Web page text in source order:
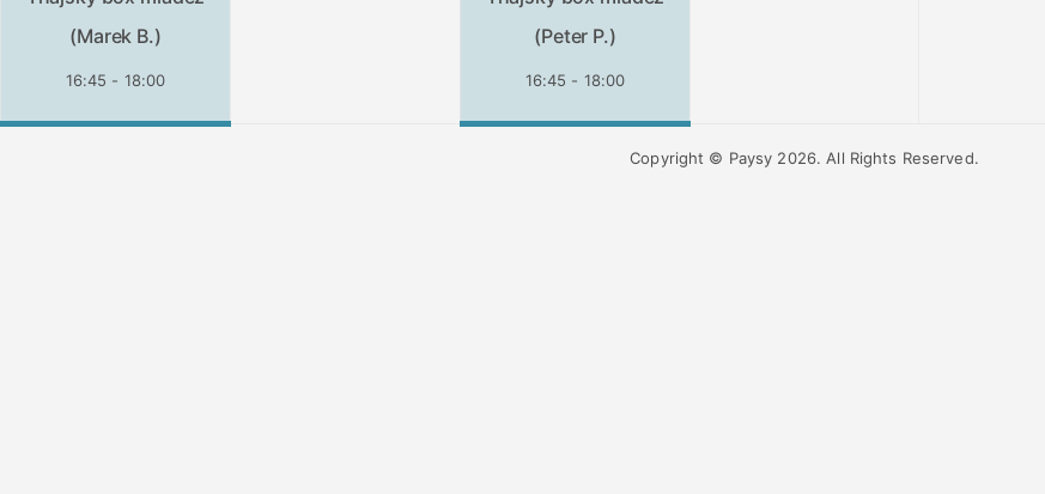
(Marek B.)
16:45 - 18:00
(Peter P.)
16:45 - 18:00
Copyright © Paysy 2026. All Rights Reserved.